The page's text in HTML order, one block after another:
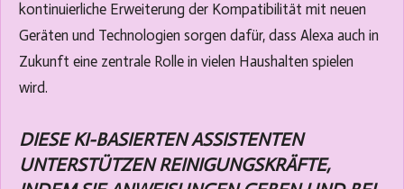
kontinuierliche Erweiterung der Kompatibilität mit neuen
Geräten und Technologien sorgen dafür, dass Alexa auch in
Zukunft eine zentrale Rolle in vielen Haushalten spielen
wird.
DIESE KI-BASIERTEN ASSISTENTEN
UNTERSTÜTZEN REINIGUNGSKRÄFTE,